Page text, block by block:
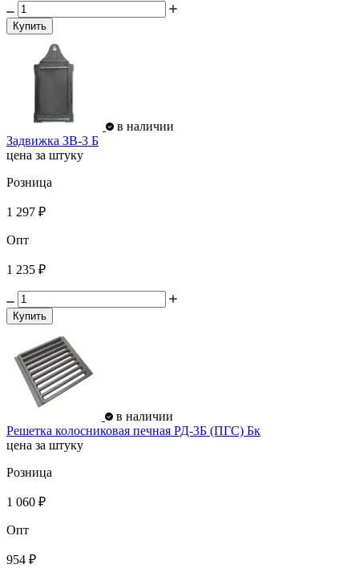
Купить
в наличии
Задвижка ЗВ-3 Б
цена за штуку
Розница
1 297 ₽
Опт
1 235 ₽
Купить
в наличии
Решетка колосниковая печная РД-3Б (ПГС) Бк
цена за штуку
Розница
1 060 ₽
Опт
954 ₽